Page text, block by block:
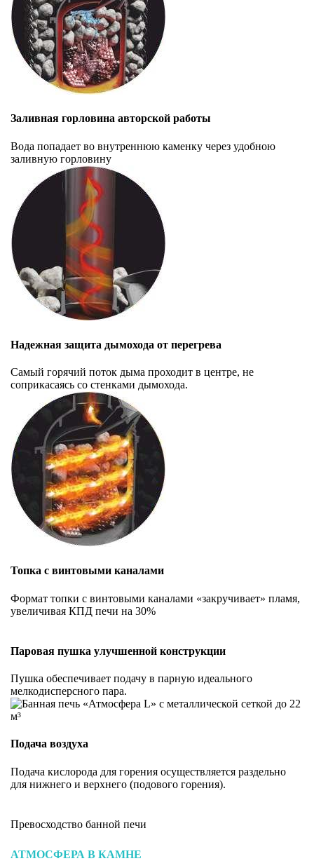
Заливная горловина авторской работы
Вода попадает во внутреннюю каменку через удобною
заливную горловину
Надежная защита дымохода от перегрева
Самый горячий поток дыма проходит в центре, не
соприкасаясь со стенками дымохода.
Топка с винтовыми каналами
Формат топки с винтовыми каналами «закручивает» пламя,
увеличивая КПД печи на 30%
Паровая пушка улучшенной конструкции
Пушка обеспечивает подачу в парную идеального
мелкодисперсного пара.
Подача воздуха
Подача кислорода для горения осуществляется раздельно
для нижнего и верхнего (подового горения).
Превосходство банной печи
АТМОСФЕРА В КАМНЕ